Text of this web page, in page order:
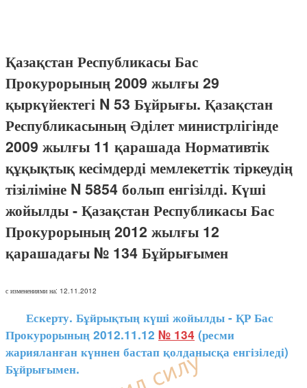
Қазақстан Республикасы Бас
Прокурорының 2009 жылғы 29
қыркүйектегі N 53 Бұйрығы. Қазақстан
Республикасының Әділет министрлігінде
2009 жылғы 11 қарашада Нормативтік
құқықтық кесімдерді мемлекеттік тіркеудің
тізіліміне N 5854 болып енгізілді. Күші
жойылды - Қазақстан Республикасы Бас
Прокурорының 2012 жылғы 12
қарашадағы № 134 Бұйрығымен
с изменениями на: 12.11.2012
Ескерту. Бұйрықтың күші жойылды - ҚР Бас
Прокурорының 2012.11.12 № 134 (ресми
жарияланған күннен бастап қолданысқа енгізіледі)
Бұйрығымен.